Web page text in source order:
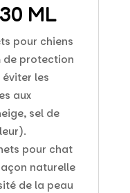
ML
pour chiens
de protection
les
aux
sel de
pour chat
naturelle
de la peau